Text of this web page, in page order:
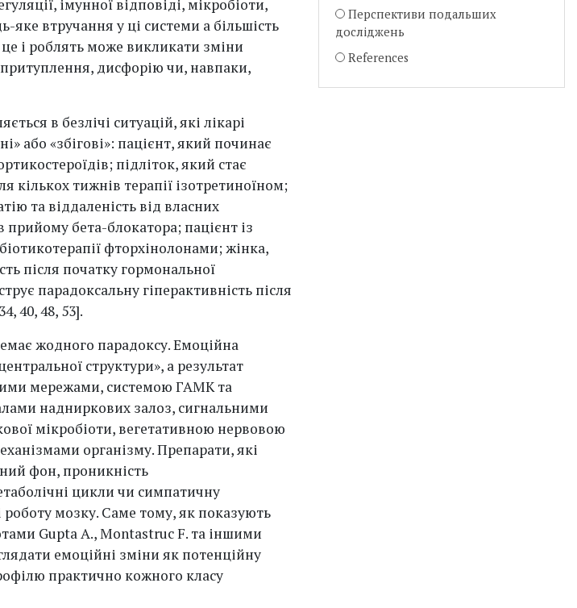
імунної відповіді, мікробіоти,
яке втручання у ці системи а більшість
і роблять може викликати зміни
дисфорію чи, навпаки,
в безлічі ситуацій, які лікарі
або «збігові»: пацієнт, який починає
підліток, який стає
кількох тижнів терапії ізотретиноїном;
та віддаленість від власних
прийому бета-блокатора; пацієнт із
фторхінолонами; жінка,
після початку гормональної
парадоксальну гіперактивність після
40, 48, 53].
жодного парадоксу. Емоційна
структури», а результат
мережами, системою ГАМК та
надниркових залоз, сигнальними
мікробіоти, вегетативною нервовою
організму. Препарати, які
фон, проникність
цикли чи симпатичну
мозку. Саме тому, як показують
Gupta A., Montastruc F. та іншими
емоційні зміни як потенційну
практично кожного класу
Перспективи подальших
досліджень
References